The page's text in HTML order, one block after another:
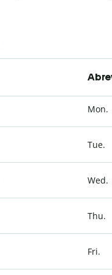
Mon.
Tue.
Wed.
Thu.
Fri.